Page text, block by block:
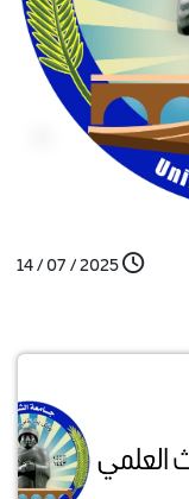
2025 / 07 / 14